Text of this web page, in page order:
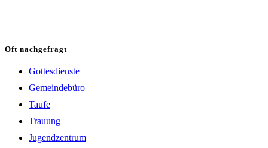
Oft nachgefragt
Gottesdienste
Gemeindebüro
Taufe
Trauung
Jugendzentrum